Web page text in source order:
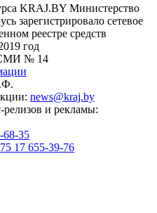
KRAJ.BY Министерство
зарегистрировало сетевое
реестре средств
год
СМИ № 14
news@kraj.by
и рекламы:
68-35
17 655-39-76